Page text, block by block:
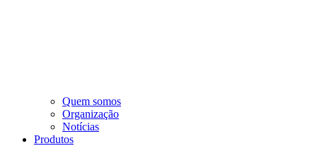
Quem somos
Organização
Notícias
Produtos